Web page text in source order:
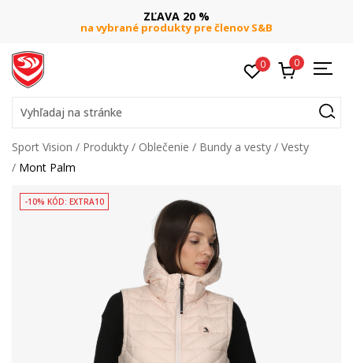
ZĽAVA 20 %
na vybrané produkty pre členov S&B
0 0
Vyhľadaj na stránke
Sport Vision Produkty Oblečenie Bundy a vesty
Vesty
Mont Palm
-10% KÓD: EXTRA10